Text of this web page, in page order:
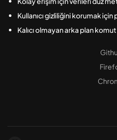
Kullanıcı gizliliğini korumak için
Kalıcı olmayan arka plan